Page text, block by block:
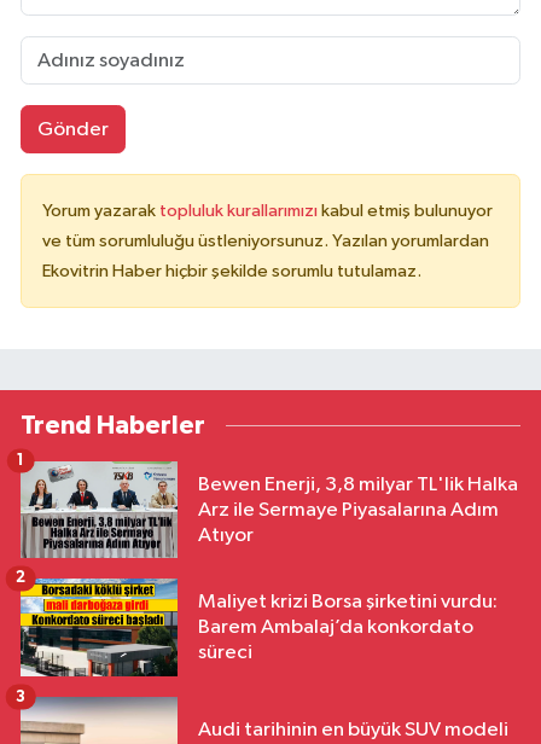
Gönder
Yorum yazarak topluluk kurallarımızı kabul etmiş bulunuyor
ve tüm sorumluluğu üstleniyorsunuz. Yazılan yorumlardan
Ekovitrin Haber hiçbir şekilde sorumlu tutulamaz.
Trend Haberler
Bewen Enerji, 3,8 milyar TL'lik Halka
Arz ile Sermaye Piyasalarına Adım
Atıyor
1
Maliyet krizi Borsa şirketini vurdu:
Barem Ambalaj’da konkordato
süreci
2
Audi tarihinin en büyük SUV modeli
3